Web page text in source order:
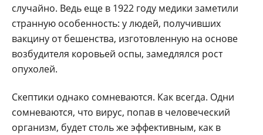
случайно. Ведь еще в 1922 году медики заметили
странную особенность: у людей, получивших
вакцину от бешенства, изготовленную на основе
возбудителя коровьей оспы, замедлялся рост
опухолей.
Скептики однако сомневаются. Как всегда. Одни
сомневаются, что вирус, попав в человеческий
организм, будет столь же эффективным, как в